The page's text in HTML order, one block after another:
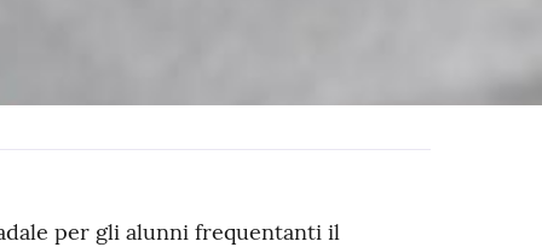
per gli alunni frequentanti il